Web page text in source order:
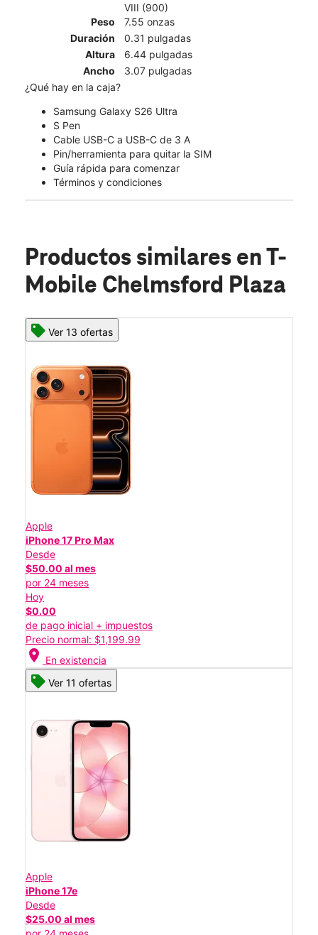
VIII (900)
Peso
7.55 onzas
Duración
0.31 pulgadas
Altura
6.44 pulgadas
Ancho
3.07 pulgadas
¿Qué hay en la caja?
Samsung Galaxy S26 Ultra
S Pen
Cable USB-C a USB-C de 3 A
Pin/herramienta para quitar la SIM
Guía rápida para comenzar
Términos y condiciones
Productos similares en T-
Mobile Chelmsford Plaza
Ver 13 ofertas
Apple
iPhone 17 Pro Max
Desde
$50.00 al mes
por 24 meses
Hoy
$0.00
de pago inicial + impuestos
Precio normal: $1,199.99
location_on En existencia
Ver 11 ofertas
Apple
iPhone 17e
Desde
$25.00 al mes